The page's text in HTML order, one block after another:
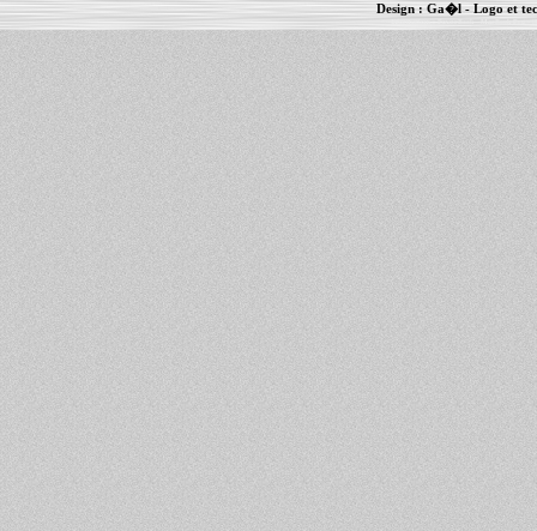
Design : Ga�l- Logo et